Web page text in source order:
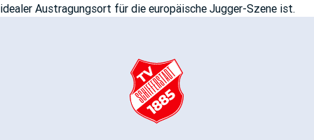
idealer Austragungsort für die europäische Jugger-Szene ist.